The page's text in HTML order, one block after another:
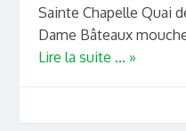
Sainte Chapelle Quai
Dame Bâteaux
Lire la suite ... »